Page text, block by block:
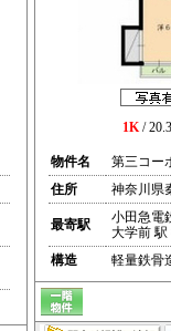
1K/
物件名
第三コー
住所
神奈川県
最寄駅
小田急電
大学前 駅
構造
軽量鉄骨